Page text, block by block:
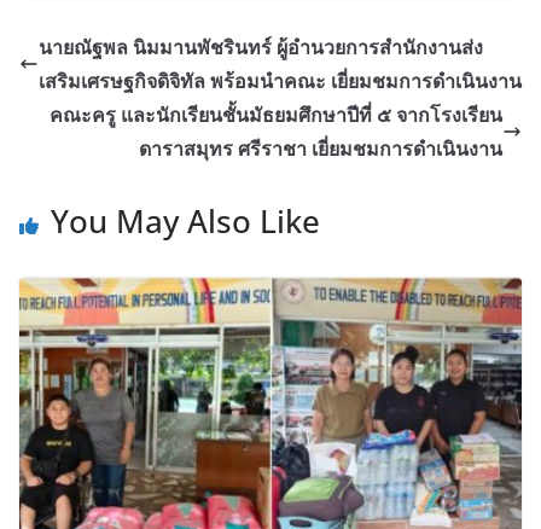
นายณัฐพล นิมมานพัชรินทร์ ผู้อำนวยการสำนักงานส่ง
เสริมเศรษฐกิจดิจิทัล พร้อมนำคณะ เยี่ยมชมการดำเนินงาน
คณะครู และนักเรียนชั้นมัธยมศึกษาปีที่ ๕ จากโรงเรียน
ดาราสมุทร ศรีราชา เยี่ยมชมการดำเนินงาน
You May Also Like